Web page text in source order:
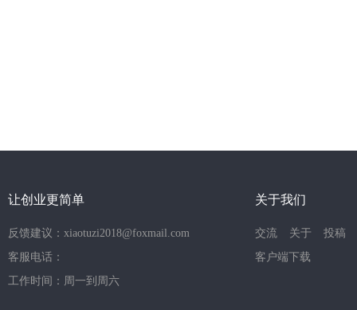
让创业更简单
反馈建议：xiaotuzi2018@foxmail.com
客服电话：
工作时间：周一到周六
关于我们
交流 关于
投稿
客户端下载